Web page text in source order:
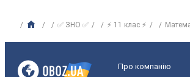
✅ ЗНО ✅ ⚡ 11 клас ⚡
Про компанію